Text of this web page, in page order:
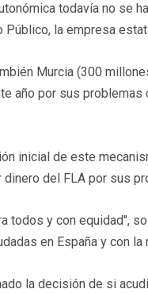
todavía no se
la empresa
Murcia (300
año por sus
inicial de este
del FLA por sus
todos y con equidad",
en España y con la
la decisión de si